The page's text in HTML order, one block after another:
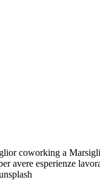
coworking a
avere esperienze